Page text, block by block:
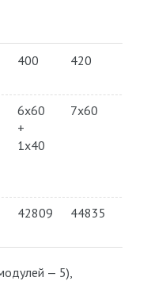
400 420
6х60
+
1х40
7х60
42809 44835
— 5),